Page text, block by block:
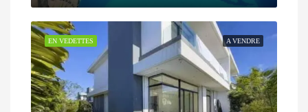
A VENDRE
EN VEDETTES